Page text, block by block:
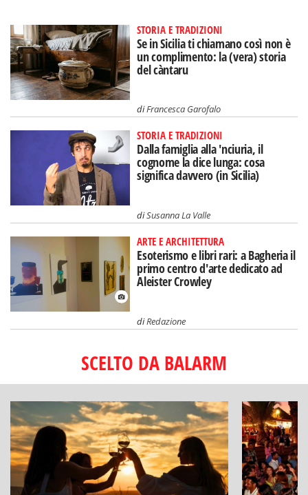
STORIA E TRADIZIONI
Se in Sicilia ti chiamano così non è
un complimento: la (vera) storia
del càntaru
diFrancesca Garofalo
STORIA E TRADIZIONI
Dalla famiglia alla 'nciuria, il
cognome la dice lunga: cosa
significa davvero (in Sicilia)
diSusanna La Valle
ARTE E ARCHITETTURA
Esoterismo e libri rari: a Bagheria il
primo centro d'arte dedicato ad
Aleister Crowley
diRedazione
SCELTO DA BALARM